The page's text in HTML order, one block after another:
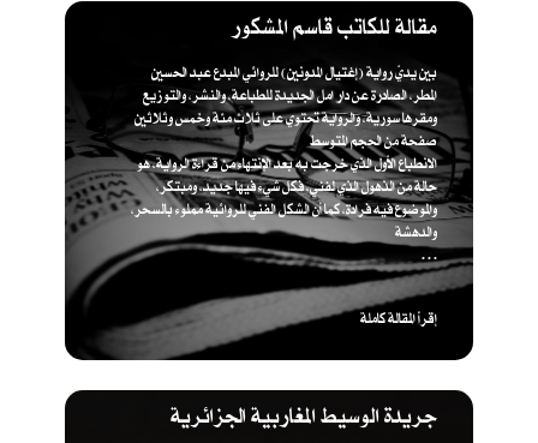
مقالة للكاتب قاسم المشكور
بين يديّ رواية (إغتيال المدونين) للروائي المبدع عبد الحسين
المطر، الصادرة عن دار امل الجديدة للطباعة، والنشر، والتوزيع
ومقرها سورية، والرواية تحتوي على ثلاث مئة وخمس وثلاثين
صفحة من الحجم المتوسط
الانطباع الأول الذي خرجت به بعد الإنتهاء من قراءة الرواية، هو
حالة من الذهول الذي لفني، فكل شيء فيها جديد، ومبتكر،
والموضوع فيه فرادة، كما أن الشكل الفني للروائية مملوء بالسحر،
والدهشة
. . .
إقرأ المقالة كاملة
جريدة الوسيط المغاربية الجزائرية